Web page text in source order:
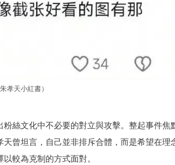
孝天小紅書）
絲文化中不必要的對立與攻擊。整起事件焦
曾坦言，自己並非排斥合體，而是希望在理
較為克制的方式面對。